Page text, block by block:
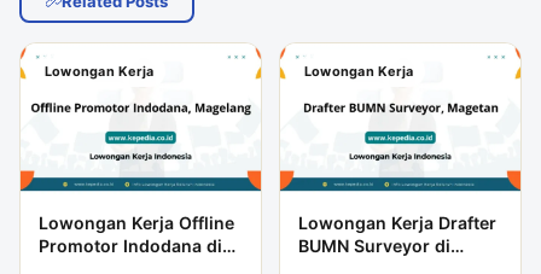
Lowongan Kerja
Lowongan Kerja Offline
Promotor Indodana di
Lowongan Kerja
Lowongan Kerja Drafter
BUMN Surveyor di